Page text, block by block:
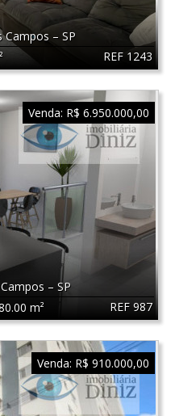
REF 1243
Campos – SP
REF 987
– SP
m²
Venda: R$ 6.950.000,00
Venda: R$ 910.000,00